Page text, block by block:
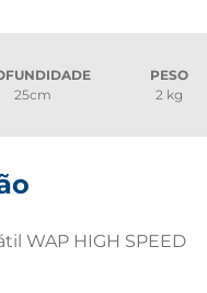
25cm
PESO
2 kg
WAP HIGH SPEED